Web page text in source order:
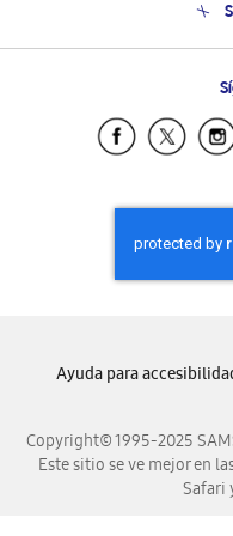
Copyright© 1995-2025
Este sitio se ve mejor en
Safari
Ayuda para